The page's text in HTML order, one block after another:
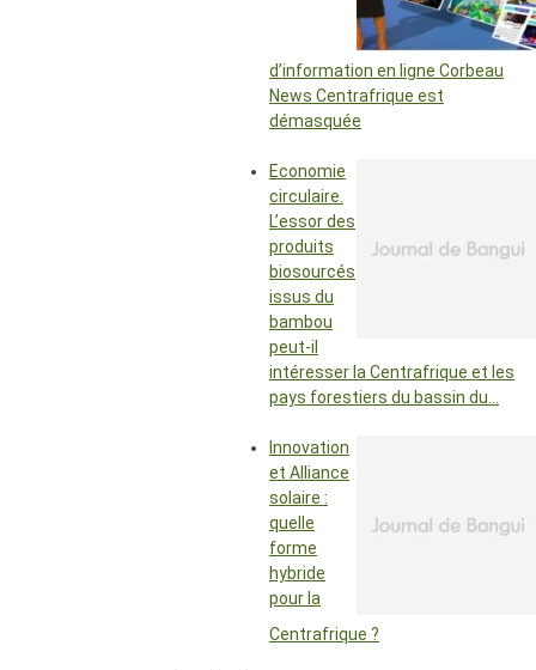
d’information en ligne Corbeau
News Centrafrique est
démasquée
Economie
circulaire.
L’essor des
produits
biosourcés
issus du
bambou
peut-il
intéresser la Centrafrique et les
pays forestiers du bassin du…
Innovation
et Alliance
solaire :
quelle
forme
hybride
pour la
Centrafrique ?